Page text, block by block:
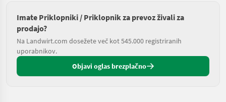
Imate Priklopniki / Priklopnik za prevoz živali za
prodajo?
Na Landwirt.com dosežete več kot 545.000 registriranih
uporabnikov.
Objavi oglas brezplačno